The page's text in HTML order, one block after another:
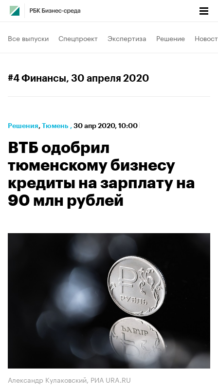
Все выпуски Спецпроект Экспертиза Решение
#4 Финансы, 30 апреля 2020
Решения⁠, Тюмень , 30 апр 2020, 10:00
ВТБ одобрил
тюменскому бизнесу
кредиты на зарплату на
90 млн рублей
Александр Кулаковский, РИА URA.RU